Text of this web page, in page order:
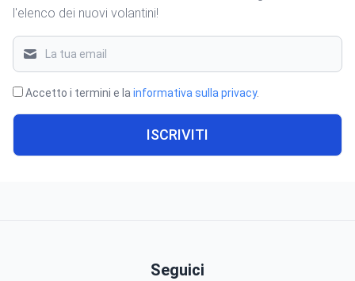
l'elenco dei nuovi volantini!
Accetto i termini e la informativa sulla privacy.
ISCRIVITI
Seguici